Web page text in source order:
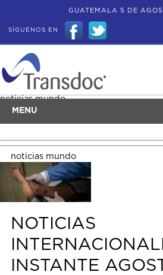
GUATEMALA 5 DE
SÍGUENOS EN
MENU
noticias mundo
noticias mundo
NOTICIAS
INSTANTE